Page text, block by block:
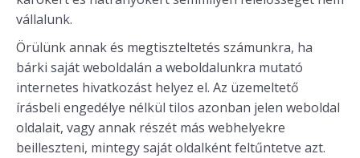
vállalunk.
Örülünk annak és megtiszteltetés számunkra, ha
bárki saját weboldalán a weboldalunkra mutató
internetes hivatkozást helyez el. Az üzemeltető
írásbeli engedélye nélkül tilos azonban jelen weboldal
oldalait, vagy annak részét más webhelyekre
beilleszteni, mintegy saját oldalként feltűntetve azt.